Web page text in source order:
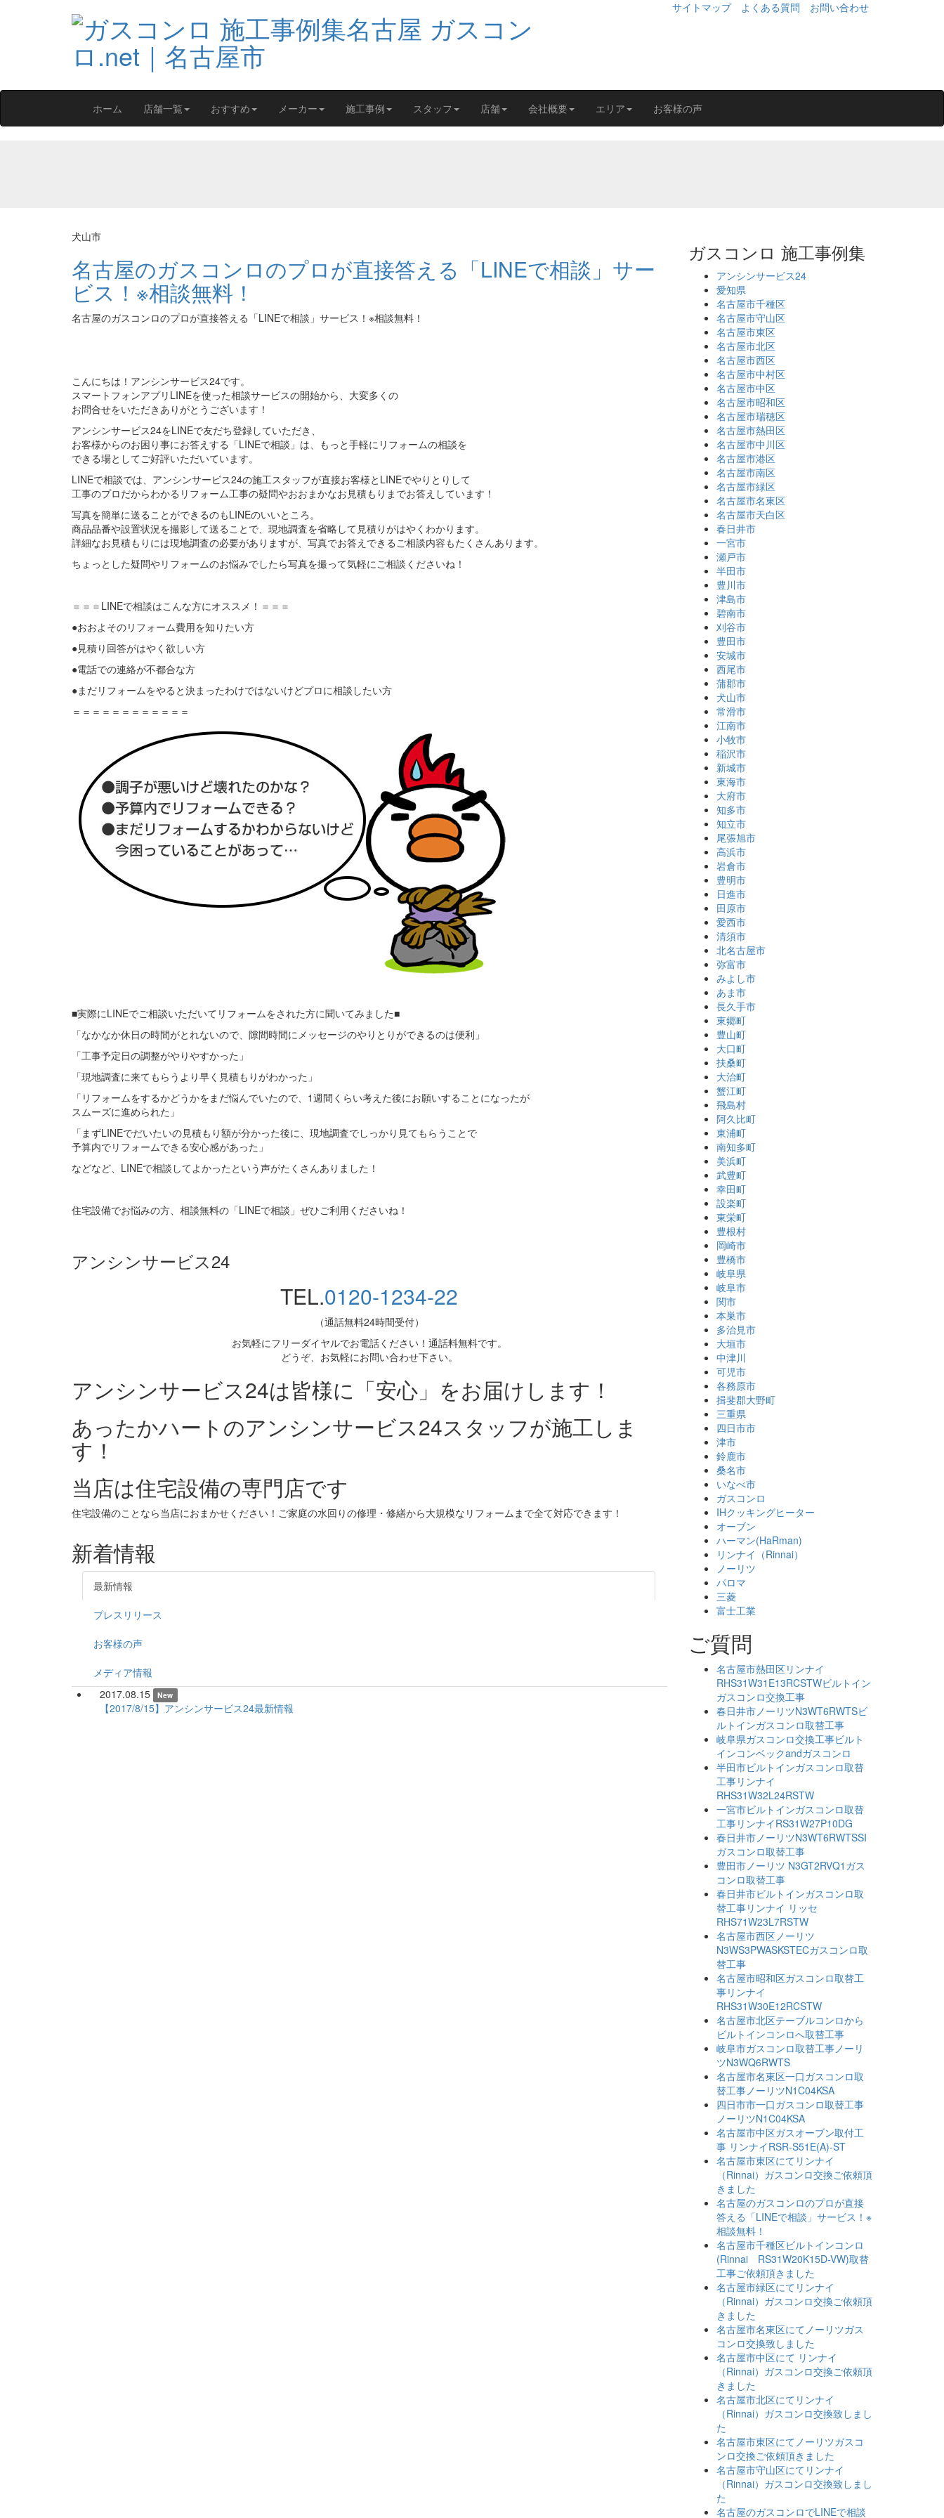
サイトマップ よくある質問 お問い合わせ
ホーム 店舗一覧 おすすめ メーカー 施工事例 スタッフ 店舗 会社概要 エリア お客様の声
犬山市
名古屋のガスコンロのプロが直接答える「LINEで相談」サー
ビス！※相談無料！
名古屋のガスコンロのプロが直接答える「LINEで相談」サービス！※相談無料！
こんにちは！アンシンサービス24です。
スマートフォンアプリLINEを使った相談サービスの開始から、大変多くの
お問合せをいただきありがとうございます！
アンシンサービス24をLINEで友だち登録していただき、
お客様からのお困り事にお答えする「LINEで相談」は、もっと手軽にリフォームの相談を
できる場としてご好評いただいています。
LINEで相談では、アンシンサービス24の施工スタッフが直接お客様とLINEでやりとりして
工事のプロだからわかるリフォーム工事の疑問やおおまかなお見積もりまでお答えしています！
写真を簡単に送ることができるのもLINEのいいところ。
商品品番や設置状況を撮影して送ることで、現地調査を省略して見積りがはやくわかります。
詳細なお見積もりには現地調査の必要がありますが、写真でお答えできるご相談内容もたくさんあります。
ちょっとした疑問やリフォームのお悩みでしたら写真を撮って気軽にご相談くださいね！
＝＝＝LINEで相談はこんな方にオススメ！＝＝＝
●おおよそのリフォーム費用を知りたい方
●見積り回答がはやく欲しい方
●電話での連絡が不都合な方
●まだリフォームをやると決まったわけではないけどプロに相談したい方
＝＝＝＝＝＝＝＝＝＝＝＝
■実際にLINEでご相談いただいてリフォームをされた方に聞いてみました■
「なかなか休日の時間がとれないので、隙間時間にメッセージのやりとりができるのは便利」
「工事予定日の調整がやりやすかった」
「現地調査に来てもらうより早く見積もりがわかった」
「リフォームをするかどうかをまだ悩んでいたので、1週間くらい考えた後にお願いすることになったが
スムーズに進められた」
「まずLINEでだいたいの見積もり額が分かった後に、現地調査でしっかり見てもらうことで
予算内でリフォームできる安心感があった」
などなど、LINEで相談してよかったという声がたくさんありました！
住宅設備でお悩みの方、相談無料の「LINEで相談」ぜひご利用くださいね！
アンシンサービス24
TEL.0120-1234-22
（通話無料24時間受付）
お気軽にフリーダイヤルでお電話ください！通話料無料です。
どうぞ、お気軽にお問い合わせ下さい。
アンシンサービス24は皆様に「安心」をお届けします！
あったかハートのアンシンサービス24スタッフが施工しま
す！
当店は住宅設備の専門店です
住宅設備のことなら当店におまかせください！ご家庭の水回りの修理・修繕から大規模なリフォームまで全て対応できます！
新着情報
最新情報
プレスリリース
お客様の声
メディア情報
2017.08.15
New
【2017/8/15】アンシンサービス24最新情報
ガスコンロ 施工事例集
アンシンサービス24
愛知県
名古屋市千種区
名古屋市守山区
名古屋市東区
名古屋市北区
名古屋市西区
名古屋市中村区
名古屋市中区
名古屋市昭和区
名古屋市瑞穂区
名古屋市熱田区
名古屋市中川区
名古屋市港区
名古屋市南区
名古屋市緑区
名古屋市名東区
名古屋市天白区
春日井市
一宮市
瀬戸市
半田市
豊川市
津島市
碧南市
刈谷市
豊田市
安城市
西尾市
蒲郡市
犬山市
常滑市
江南市
小牧市
稲沢市
新城市
東海市
大府市
知多市
知立市
尾張旭市
高浜市
岩倉市
豊明市
日進市
田原市
愛西市
清須市
北名古屋市
弥富市
みよし市
あま市
長久手市
東郷町
豊山町
大口町
扶桑町
大治町
蟹江町
飛島村
阿久比町
東浦町
南知多町
美浜町
武豊町
幸田町
設楽町
東栄町
豊根村
岡崎市
豊橋市
岐阜県
岐阜市
関市
本巣市
多治見市
大垣市
中津川
可児市
各務原市
揖斐郡大野町
三重県
四日市市
津市
鈴鹿市
桑名市
いなべ市
ガスコンロ
IHクッキングヒーター
オーブン
ハーマン(HaRman)
リンナイ（Rinnai）
ノーリツ
パロマ
三菱
富士工業
ご質問
名古屋市熱田区リンナイ
RHS31W31E13RCSTWビルトイン
ガスコンロ交換工事
春日井市ノーリツN3WT6RWTSビ
ルトインガスコンロ取替工事
岐阜県ガスコンロ交換工事ビルト
インコンベックandガスコンロ
半田市ビルトインガスコンロ取替
工事リンナイ
RHS31W32L24RSTW
一宮市ビルトインガスコンロ取替
工事リンナイRS31W27P10DG
春日井市ノーリツN3WT6RWTSSI
ガスコンロ取替工事
豊田市ノーリツ N3GT2RVQ1ガス
コンロ取替工事
春日井市ビルトインガスコンロ取
替工事リンナイ リッセ
RHS71W23L7RSTW
名古屋市西区ノーリツ
N3WS3PWASKSTECガスコンロ取
替工事
名古屋市昭和区ガスコンロ取替工
事リンナイ
RHS31W30E12RCSTW
名古屋市北区テーブルコンロから
ビルトインコンロへ取替工事
岐阜市ガスコンロ取替工事ノーリ
ツN3WQ6RWTS
名古屋市名東区一口ガスコンロ取
替工事ノーリツN1C04KSA
四日市市一口ガスコンロ取替工事
ノーリツN1C04KSA
名古屋市中区ガスオーブン取付工
事 リンナイRSR-S51E(A)-ST
名古屋市東区にてリンナイ
（Rinnai）ガスコンロ交換ご依頼頂
きました
名古屋のガスコンロのプロが直接
答える「LINEで相談」サービス！※
相談無料！
名古屋市千種区ビルトインコンロ
(Rinnai RS31W20K15D-VW)取替
工事ご依頼頂きました
名古屋市緑区にてリンナイ
（Rinnai）ガスコンロ交換ご依頼頂
きました
名古屋市名東区にてノーリツガス
コンロ交換致しました
名古屋市中区にて リンナイ
（Rinnai）ガスコンロ交換ご依頼頂
きました
名古屋市北区にてリンナイ
（Rinnai）ガスコンロ交換致しまし
た
名古屋市東区にてノーリツガスコ
ンロ交換ご依頼頂きました
名古屋市守山区にてリンナイ
（Rinnai）ガスコンロ交換致しまし
た
名古屋のガスコンロでLINEで相談